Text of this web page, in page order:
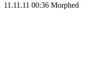
11.11.11 00:36 Morphed